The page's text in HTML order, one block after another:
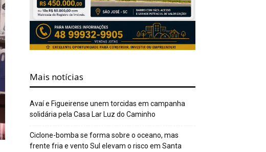
Mais notícias
Avaí e Figueirense unem torcidas em campanha
solidária pela Casa Lar Luz do Caminho
Ciclone-bomba se forma sobre o oceano, mas
frente fria e vento Sul elevam o risco em Santa